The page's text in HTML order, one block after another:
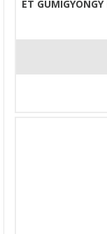
ET GUMIGYÖNGY